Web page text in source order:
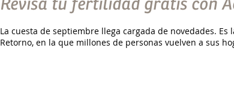
Revisa tu fertilidad gratis con
La cuesta de septiembre llega cargada de novedades. Es
Retorno, en la que millones de personas vuelven a sus